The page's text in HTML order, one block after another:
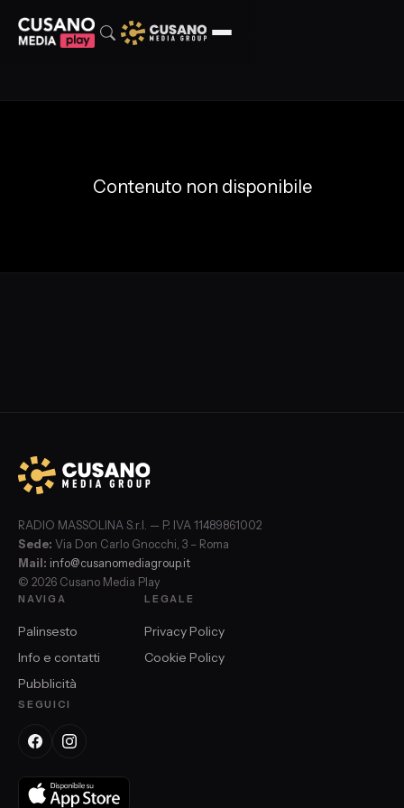
Contenuto non disponibile
RADIO MASSOLINA S.r.l. — P. IVA 11489861002
Sede: Via Don Carlo Gnocchi, 3 – Roma
Mail: info@cusanomediagroup.it
© 2026 Cusano Media Play
NAVIGA
Palinsesto
Info e contatti
Pubblicità
LEGALE
Privacy Policy
Cookie Policy
SEGUICI